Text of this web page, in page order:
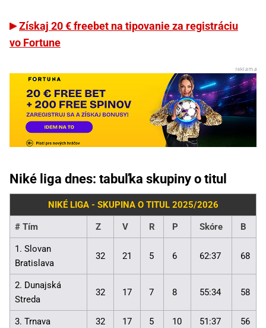
Získaj 20 € freebet na tipovanie za registráciu
vo Fortune
Niké liga dnes: tabuľka skupiny o titul
NIKÉ LIGA - SKUPINA O TITUL 2025/2026
# Tím Z V R P Skóre B
1. Slovan
Bratislava
32 21 5 6 62:37 68
2. Dunajská
Streda
32 17 7 8 55:34 58
3. Trnava 32 17 5 10 51:37 56